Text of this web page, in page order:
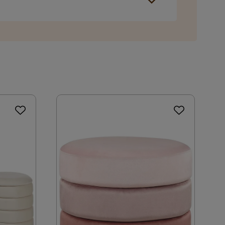
tilkommer i kassen etter du har fylt i